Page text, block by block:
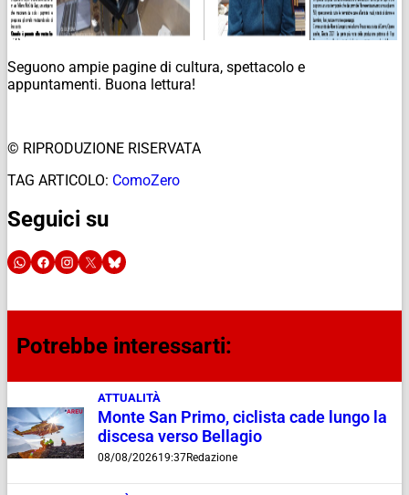
Seguono ampie pagine di cultura, spettacolo e
appuntamenti. Buona lettura!
© RIPRODUZIONE RISERVATA
TAG ARTICOLO: ComoZero
Seguici su
Potrebbe interessarti:
ATTUALITÀ
Monte San Primo, ciclista cade lungo la
discesa verso Bellagio
08/08/202619:37Redazione